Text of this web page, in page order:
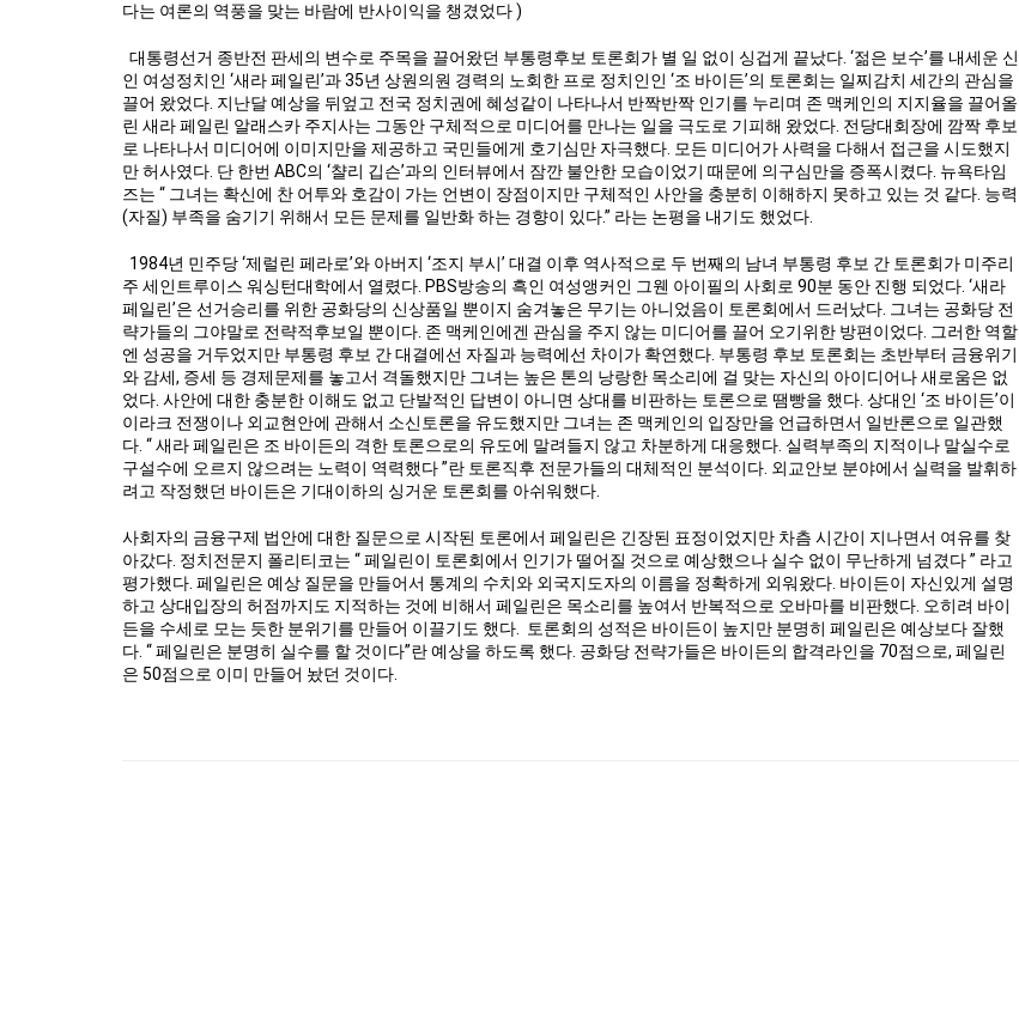
다는 여론의 역풍을 맞는 바람에 반사이익을 챙겼었다 )
대통령선거 종반전 판세의 변수로 주목을 끌어왔던 부통령후보 토론회가 별 일 없이 싱겁게 끝났다. ‘젊은 보수’를 내세운 신
인 여성정치인 ‘새라 페일린’과 35년 상원의원 경력의 노회한 프로 정치인인 ‘조 바이든’의 토론회는 일찌감치 세간의 관심을
끌어 왔었다. 지난달 예상을 뒤엎고 전국 정치권에 혜성같이 나타나서 반짝반짝 인기를 누리며 존 맥케인의 지지율을 끌어올
린 새라 페일린 알래스카 주지사는 그동안 구체적으로 미디어를 만나는 일을 극도로 기피해 왔었다. 전당대회장에 깜짝 후보
로 나타나서 미디어에 이미지만을 제공하고 국민들에게 호기심만 자극했다. 모든 미디어가 사력을 다해서 접근을 시도했지
만 허사였다. 단 한번 ABC의 ‘챨리 깁슨’과의 인터뷰에서 잠깐 불안한 모습이었기 때문에 의구심만을 증폭시켰다. 뉴욕타임
즈는 “ 그녀는 확신에 찬 어투와 호감이 가는 언변이 장점이지만 구체적인 사안을 충분히 이해하지 못하고 있는 것 같다. 능력
(자질) 부족을 숨기기 위해서 모든 문제를 일반화 하는 경향이 있다.” 라는 논평을 내기도 했었다.
1984년 민주당 ‘제럴린 페라로’와 아버지 ‘조지 부시’ 대결 이후 역사적으로 두 번째의 남녀 부통령 후보 간 토론회가 미주리
주 세인트루이스 워싱턴대학에서 열렸다. PBS방송의 흑인 여성앵커인 그웬 아이필의 사회로 90분 동안 진행 되었다. ‘새라
페일린’은 선거승리를 위한 공화당의 신상품일 뿐이지 숨겨놓은 무기는 아니었음이 토론회에서 드러났다. 그녀는 공화당 전
략가들의 그야말로 전략적후보일 뿐이다. 존 맥케인에겐 관심을 주지 않는 미디어를 끌어 오기위한 방편이었다. 그러한 역할
엔 성공을 거두었지만 부통령 후보 간 대결에선 자질과 능력에선 차이가 확연했다. 부통령 후보 토론회는 초반부터 금융위기
와 감세, 증세 등 경제문제를 놓고서 격돌했지만 그녀는 높은 톤의 낭랑한 목소리에 걸 맞는 자신의 아이디어나 새로움은 없
었다. 사안에 대한 충분한 이해도 없고 단발적인 답변이 아니면 상대를 비판하는 토론으로 땜빵을 했다. 상대인 ‘조 바이든’이
이라크 전쟁이나 외교현안에 관해서 소신토론을 유도했지만 그녀는 존 맥케인의 입장만을 언급하면서 일반론으로 일관했
다. “ 새라 페일린은 조 바이든의 격한 토론으로의 유도에 말려들지 않고 차분하게 대응했다. 실력부족의 지적이나 말실수로
구설수에 오르지 않으려는 노력이 역력했다 ”란 토론직후 전문가들의 대체적인 분석이다. 외교안보 분야에서 실력을 발휘하
려고 작정했던 바이든은 기대이하의 싱거운 토론회를 아쉬워했다.
사회자의 금융구제 법안에 대한 질문으로 시작된 토론에서 페일린은 긴장된 표정이었지만 차츰 시간이 지나면서 여유를 찾
아갔다. 정치전문지 폴리티코는 “ 페일린이 토론회에서 인기가 떨어질 것으로 예상했으나 실수 없이 무난하게 넘겼다 ” 라고
평가했다. 페일린은 예상 질문을 만들어서 통계의 수치와 외국지도자의 이름을 정확하게 외워왔다. 바이든이 자신있게 설명
하고 상대입장의 허점까지도 지적하는 것에 비해서 페일린은 목소리를 높여서 반복적으로 오바마를 비판했다. 오히려 바이
든을 수세로 모는 듯한 분위기를 만들어 이끌기도 했다. 토론회의 성적은 바이든이 높지만 분명히 페일린은 예상보다 잘했
다. “ 페일린은 분명히 실수를 할 것이다”란 예상을 하도록 했다. 공화당 전략가들은 바이든의 합격라인을 70점으로, 페일린
은 50점으로 이미 만들어 놨던 것이다.